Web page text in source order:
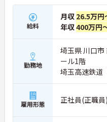
給料
月収 26.5万円
年収400万円
勤務地
埼玉県 川口
ール1階
埼玉高速鉄道
雇用形態 正社員(正職員)